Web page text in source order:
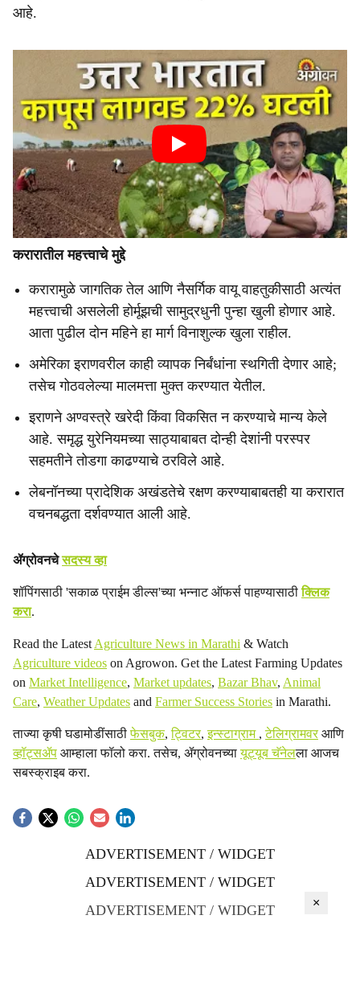
आहे.
करारातील महत्त्वाचे मुद्दे
करारामुळे जागतिक तेल आणि नैसर्गिक वायू वाहतुकीसाठी अत्यंत
महत्त्वाची असलेली होर्मूझची सामुद्रधुनी पुन्हा खुली होणार आहे.
आता पुढील दोन महिने हा मार्ग विनाशुल्क खुला राहील.
अमेरिका इराणवरील काही व्यापक निर्बंधांना स्थगिती देणार आहे;
तसेच गोठवलेल्या मालमत्ता मुक्त करण्यात येतील.
इराणने अण्वस्त्रे खरेदी किंवा विकसित न करण्याचे मान्य केले
आहे. समृद्ध युरेनियमच्या साठ्याबाबत दोन्ही देशांनी परस्पर
सहमतीने तोडगा काढण्याचे ठरविले आहे.
लेबनॉनच्या प्रादेशिक अखंडतेचे रक्षण करण्याबाबतही या करारात
वचनबद्धता दर्शवण्यात आली आहे.
ॲग्रोवनचेसदस्य व्हा
शॉपिंगसाठी 'सकाळ प्राईम डील्स'च्या भन्नाट ऑफर्स पाहण्यासाठीक्लिक
करा.
Read the Latest Agriculture News in Marathi & Watch
Agriculture videos on Agrowon. Get the Latest Farming Updates
on Market Intelligence, Market updates, Bazar Bhav, Animal
Care, Weather Updates and Farmer Success Stories in Marathi.
ताज्या कृषी घडामोडींसाठीफेसबुक,ट्विटर,इन्स्टाग्राम ,टेलिग्रामवरआणि
व्हॉट्सॲप आम्हाला फॉलो करा. तसेच, ॲग्रोवनच्यायूट्यूब चॅनेलला आजच
सबस्क्राइब करा.
ADVERTISEMENT / WIDGET
ADVERTISEMENT / WIDGET
ADVERTISEMENT / WIDGET
×